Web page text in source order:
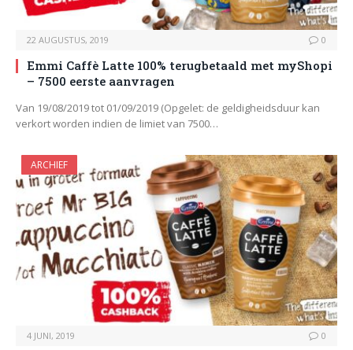
22 AUGUSTUS, 2019 0
Emmi Caffè Latte 100% terugbetaald met myShopi
– 7500 eerste aanvragen
Van 19/08/2019 tot 01/09/2019 (Opgelet: de geldigheidsduur kan
verkort worden indien de limiet van 7500…
ARCHIEF
4 JUNI, 2019 0